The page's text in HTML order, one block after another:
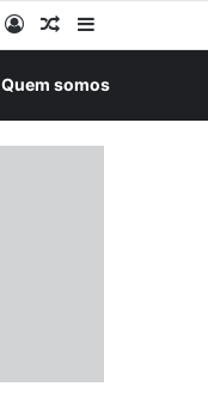
EntrarArtigo aleatório
Quem somos